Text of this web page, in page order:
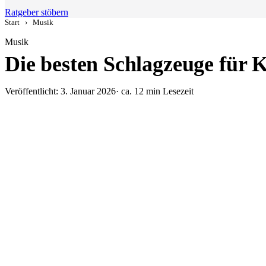
Ratgeber stöbern
Start › Musik
Musik
Die besten Schlagzeuge für
Veröffentlicht: 3. Januar 2026· ca. 12 min Lesezeit